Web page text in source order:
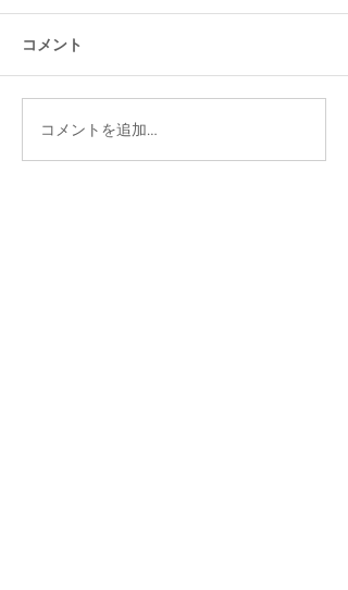
大分ローカルタレント的
サスティナブルなお店
コメント
コメントを追加…